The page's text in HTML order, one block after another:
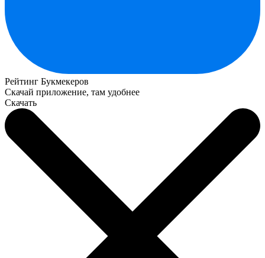
Рейтинг Букмекеров
Скачай приложение, там удобнее
Скачать